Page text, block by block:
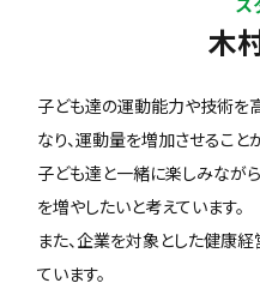
木
子ども達の運動能力や技術を
なり、運動量を増加させること
子ども達と一緒に楽しみなが
を増やしたいと考えています。
また、企業を対象とした健康
ています。